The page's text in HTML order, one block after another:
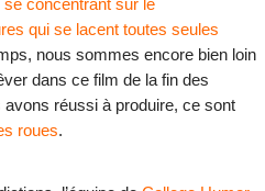
concentrant sur le
qui se lacent toutes seules
nous sommes encore bien loin
dans ce film de la fin des
réussi à produire, ce sont
roues.